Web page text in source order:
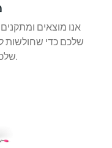
אנו מוצאים
שלכם כדי שחולשות
יאיימו על ה-PC שלכם.